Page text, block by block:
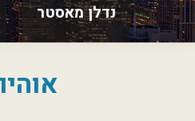
נדלן מאסטר